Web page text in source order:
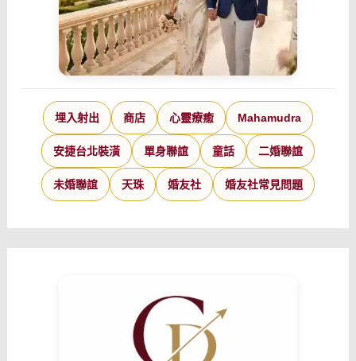
埋入射出 商店 心靈療癒 Mahamudra
安捷台北裝潢 單身聯誼 童話 二婚聯誼
未婚聯誼 天珠 婚友社 婚友社常見問題